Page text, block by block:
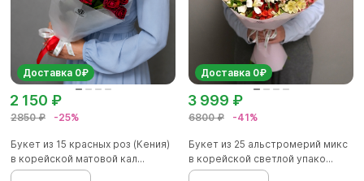
Доставка 0₽
2850 ₽ -25%
2 150 ₽
Букет из 15 красных роз (Кения)
в корейской матовой кал...
Доставка 0₽
6800 ₽ -41%
3 999 ₽
Букет из 25 альстромерий микс
в корейской светлой упако...